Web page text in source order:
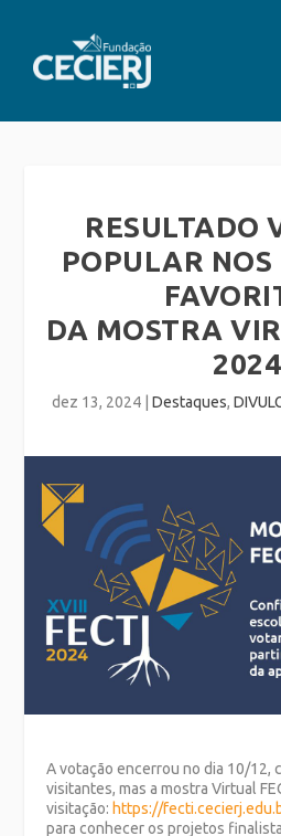
RESULTADO
POPULAR NOS
DA MOSTRA
2024
dez 13, 2024 Destaques,
A votação encerrou no dia 10/12,
visitantes, mas a mostra Virtual
visitação: https://
para conhecer os projetos